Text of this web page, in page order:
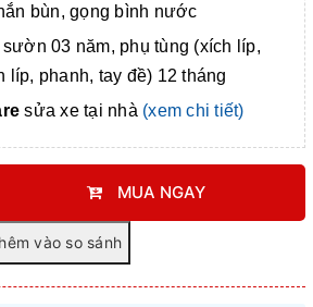
bùn, gọng bình nước
03 năm, phụ tùng (xích líp,
líp, phanh, tay đề) 12 tháng
sửa xe tại nhà (xem chi tiết)
MUA NGAY